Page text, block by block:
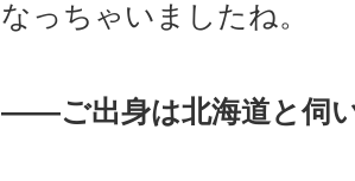
なっちゃいましたね。
――ご出身は北海道と伺